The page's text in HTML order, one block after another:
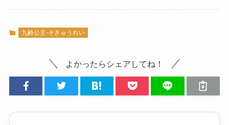
九齢公主-そきゅうれい
よかったらシェアしてね！